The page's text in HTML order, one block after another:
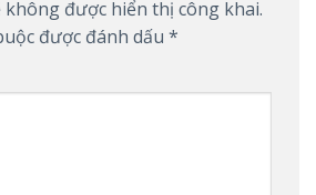
không được hiển thị công khai.
được đánh dấu *